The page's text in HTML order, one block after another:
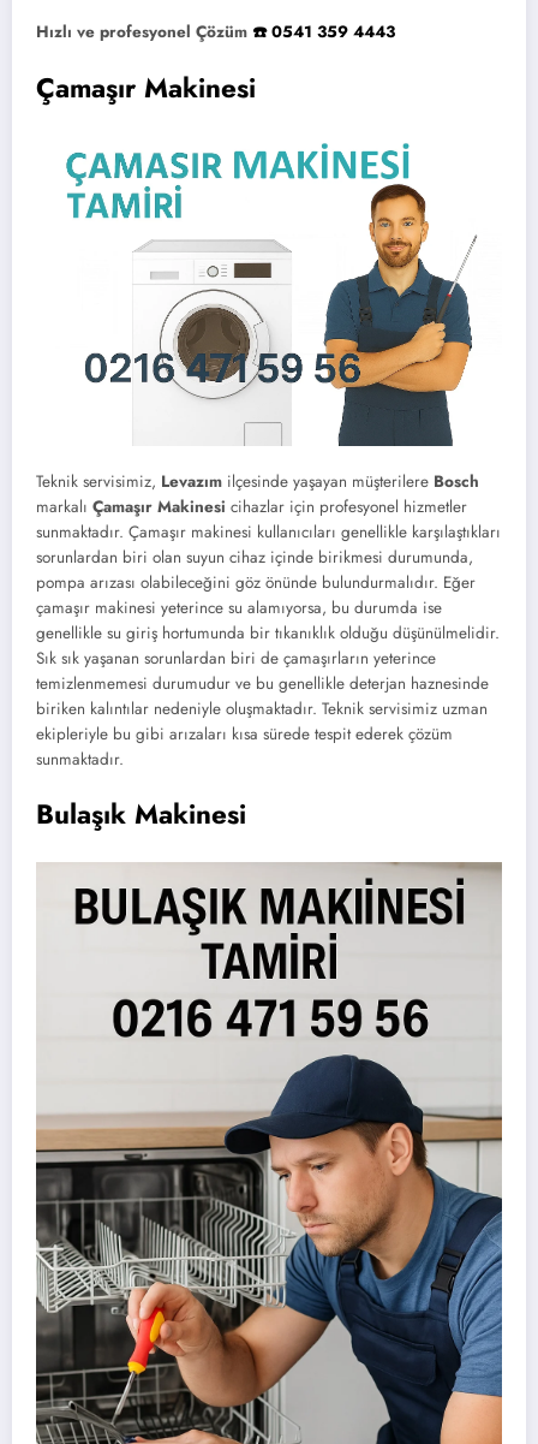
Hızlı ve profesyonel Çözüm ☎️ 0541 359 4443
Çamaşır Makinesi
Teknik servisimiz, Levazım ilçesinde yaşayan müşterilere Bosch
markalı Çamaşır Makinesi cihazlar için profesyonel hizmetler
sunmaktadır. Çamaşır makinesi kullanıcıları genellikle karşılaştıkları
sorunlardan biri olan suyun cihaz içinde birikmesi durumunda,
pompa arızası olabileceğini göz önünde bulundurmalıdır. Eğer
çamaşır makinesi yeterince su alamıyorsa, bu durumda ise
genellikle su giriş hortumunda bir tıkanıklık olduğu düşünülmelidir.
Sık sık yaşanan sorunlardan biri de çamaşırların yeterince
temizlenmemesi durumudur ve bu genellikle deterjan haznesinde
biriken kalıntılar nedeniyle oluşmaktadır. Teknik servisimiz uzman
ekipleriyle bu gibi arızaları kısa sürede tespit ederek çözüm
sunmaktadır.
Bulaşık Makinesi